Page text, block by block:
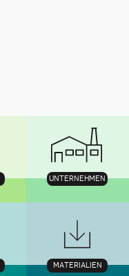
UNTERNEHMEN
MATERIALIEN